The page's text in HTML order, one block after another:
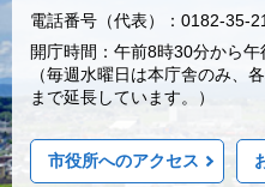
電話番号（代表）：0182-35-
開庁時間：午前8時30分から
（毎週水曜日は本庁舎のみ、
まで延長しています。）
市役所へのアクセス